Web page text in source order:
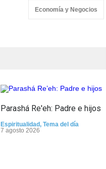
Economía y Negocios
Parashá Re'eh: Padre e hijos
Espiritualidad, Tema del día
7 agosto 2026